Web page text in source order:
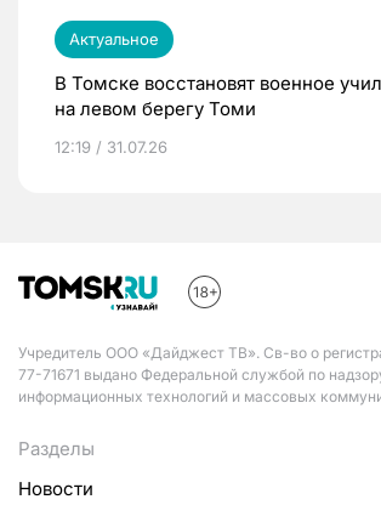
Актуальное
В Томске восстановят военное
на левом берегу Томи
12:19 / 31.07.26
Учредитель ООО «Дайджест ТВ». Св-во о
77-71671 выдано Федеральной службой по
информационных технологий и массовых
Разделы
Новости